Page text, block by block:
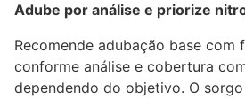
Adube por análise e priorize
Recomende adubação base com
conforme análise e cobertura
dependendo do objetivo. O